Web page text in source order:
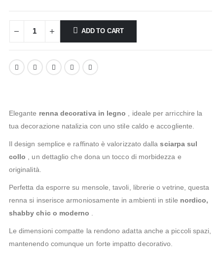
ADD TO CART
Elegante renna decorativa in legno , ideale per arricchire la
tua decorazione natalizia con uno stile caldo e accogliente.
Il design semplice e raffinato è valorizzato dallasciarpa sul
collo , un dettaglio che dona un tocco di morbidezza e
originalità.
Perfetta da esporre su mensole, tavoli, librerie o vetrine, questa
renna si inserisce armoniosamente in ambienti in stile nordico,
shabby chic o moderno
Le dimensioni compatte la rendono adatta anche a piccoli spazi,
mantenendo comunque un forte impatto decorativo.